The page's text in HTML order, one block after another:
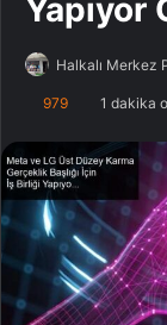
Yapıyor
Halkalı Merkez
979 1 dakika